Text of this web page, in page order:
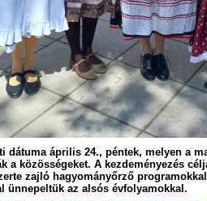
dátuma április 24., péntek, melyen a
a közösségeket. A kezdeményezés
zajló hagyományőrző
ünnepeltük az alsós évfolyamokkal.